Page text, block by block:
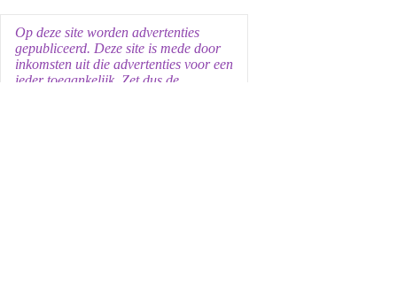
Op deze site worden advertenties
gepubliceerd. Deze site is mede door
inkomsten uit die advertenties voor een
ieder toegankelijk. Zet dus de